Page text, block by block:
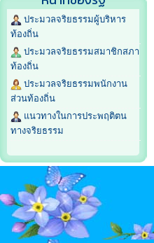
ประมวลจริยธรรมผู้บริหาร
ท้องถิ่น
ประมวลจริยธรรมสมาชิกสภา
ท้องถิ่น
ประมวลจริยธรรมพนักงาน
ส่วนท้องถิ่น
แนวทางในการประพฤติตน
ทางจริยธรรม